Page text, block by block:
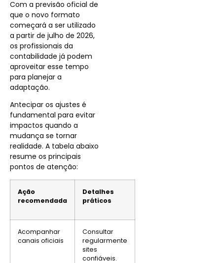
Com a previsão oficial de
que o novo formato
começará a ser utilizado
a partir de julho de 2026,
os profissionais da
contabilidade já podem
aproveitar esse tempo
para planejar a
adaptação.
Antecipar os ajustes é
fundamental para evitar
impactos quando a
mudança se tornar
realidade. A tabela abaixo
resume os principais
pontos de atenção:
Ação
recomendada
Detalhes
práticos
Acompanhar
canais oficiais
Consultar
regularmente
sites
confiáveis.